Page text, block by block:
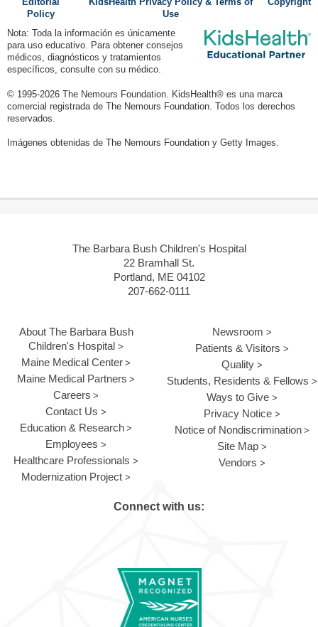
Editorial
Policy
KidsHealth Privacy Policy & Terms of
Use
Copyright
Nota: Toda la información es únicamente
para uso educativo. Para obtener consejos
médicos, diagnósticos y tratamientos
específicos, consulte con su médico.
© 1995-2026 The Nemours Foundation. KidsHealth® es una marca
comercial registrada de The Nemours Foundation. Todos los derechos
reservados.
Imágenes obtenidas de The Nemours Foundation y Getty Images.
The Barbara Bush Children's Hospital
22 Bramhall St.
Portland, ME 04102
207-662-0111
About The Barbara Bush
Children's Hospital
Maine Medical Center
Maine Medical Partners
Careers
Contact Us
Education & Research
Employees
Healthcare Professionals
Modernization Project
Newsroom
Patients & Visitors
Quality
Students, Residents & Fellows
Ways to Give
Privacy Notice
Notice of Nondiscrimination
Site Map
Vendors
Connect with us: